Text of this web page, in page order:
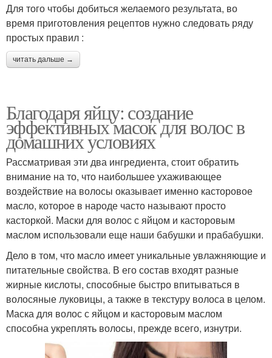
Для того чтобы добиться желаемого результата, во
время приготовления рецептов нужно следовать ряду
простых правил :
читать дальше →
Благодаря яйцу: создание
эффективных масок для волос в
домашних условиях
Рассматривая эти два ингредиента, стоит обратить
внимание на то, что наибольшее ухаживающее
воздействие на волосы оказывает именно касторовое
масло, которое в народе часто называют просто
касторкой. Маски для волос с яйцом и касторовым
маслом использовали еще наши бабушки и прабабушки.
Дело в том, что масло имеет уникальные увлажняющие и
питательные свойства. В его состав входят разные
жирные кислоты, способные быстро впитываться в
волосяные луковицы, а также в текстуру волоса в целом.
Маска для волос с яйцом и касторовым маслом
способна укреплять волосы, прежде всего, изнутри.